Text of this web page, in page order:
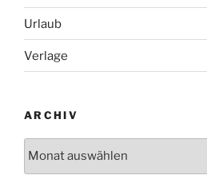
Urlaub
Verlage
ARCHIV